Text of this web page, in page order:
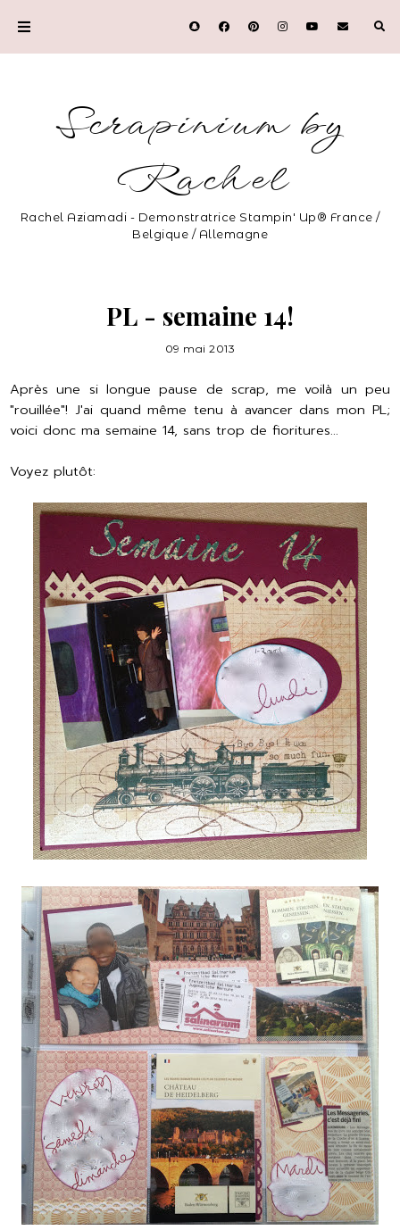
Scrapinium by
Rachel
Rachel Aziamadi - Demonstratrice Stampin' Up® France /
Belgique / Allemagne
PL - semaine 14!
09 mai 2013
Après une si longue pause de scrap, me voilà un peu
"rouillée"! J'ai quand même tenu à avancer dans mon PL;
voici donc ma semaine 14, sans trop de fioritures...
Voyez plutôt: